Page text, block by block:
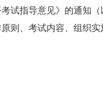
指导意见》的通知（
则、考试内容、组织实